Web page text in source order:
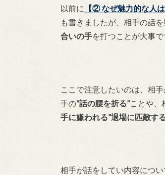
以前に 【② なぜ魅力的な人
も書きましたが、相手の話
合いの手を打つことが大事で
ここで注意したいのは、相
手の”話の腰を折る”ことや、
手に嫌われる”退場に匹敵する
相手が話をしてい内容につい